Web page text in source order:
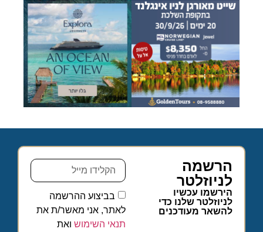
הרשמה
לניוזלטר
הירשמו עכשיו
לניוזלטר שלנו כדי
להשאר מעודכנים
בביצוע ההרשמה
לאתר, אני מאשר/ת את
תנאי השימוש ואת